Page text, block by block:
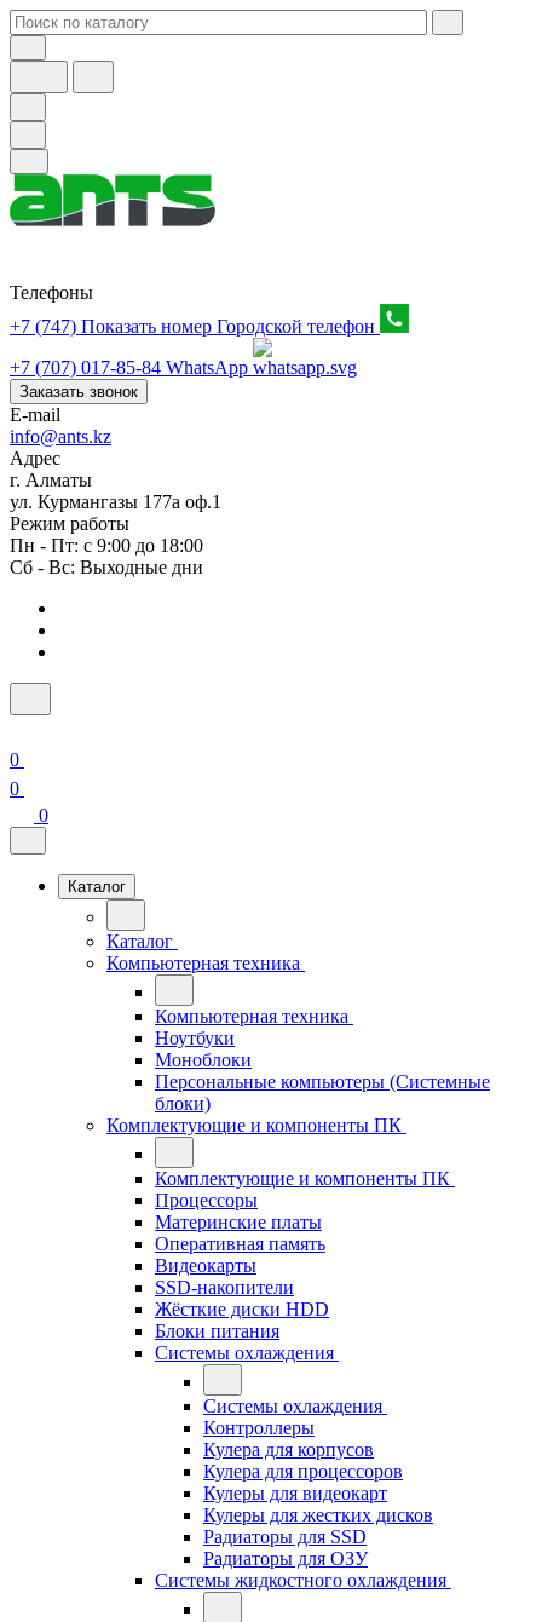
Телефоны
+7 (747) Показать номер Городской телефон
+7 (707) 017-85-84 WhatsApp
Заказать звонок
E-mail
info@ants.kz
Адрес
г. Алматы
ул. Курмангазы 177а оф.1
Режим работы
Пн - Пт: с 9:00 до 18:00
Сб - Вс: Выходные дни
0
0
0
Каталог
Каталог
Компьютерная техника
Компьютерная техника
Ноутбуки
Моноблоки
Персональные компьютеры (Системные
блоки)
Комплектующие и компоненты ПК
Комплектующие и компоненты ПК
Процессоры
Материнские платы
Оперативная память
Видеокарты
SSD-накопители
Жёсткие диски HDD
Блоки питания
Системы охлаждения
Системы охлаждения
Контроллеры
Кулера для корпусов
Кулера для процессоров
Кулеры для видеокарт
Кулеры для жестких дисков
Радиаторы для SSD
Радиаторы для ОЗУ
Системы жидкостного охлаждения